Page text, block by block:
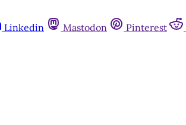
Linkedin Mastodon Pinterest